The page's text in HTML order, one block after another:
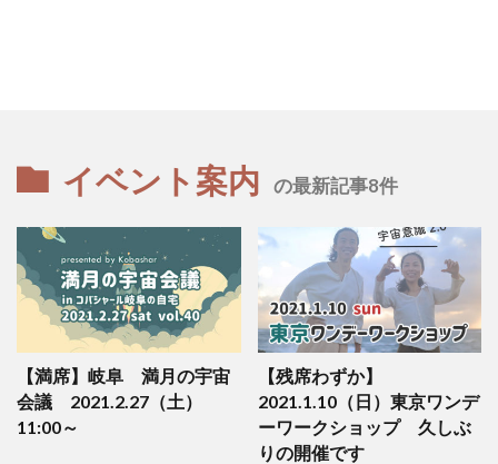
イベント案内 の最新記事8件
【満席】岐阜 満月の宇宙
会議 2021.2.27（土）
11:00～
【残席わずか】
2021.1.10（日）東京ワンデ
ーワークショップ 久しぶ
りの開催です